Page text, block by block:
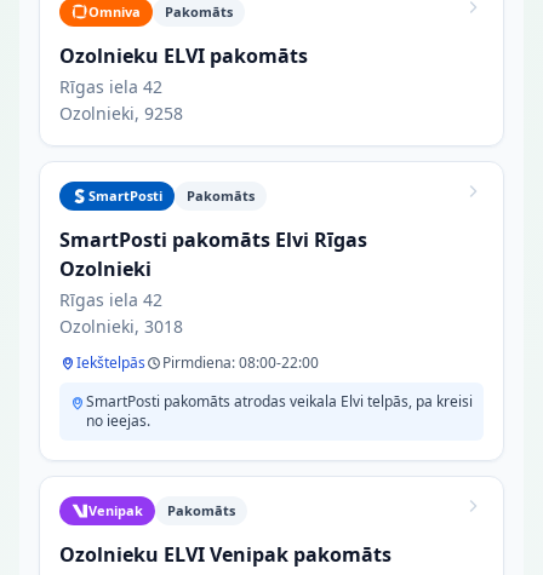
Omniva Pakomāts
Ozolnieku ELVI pakomāts
Rīgas iela 42
Ozolnieki, 9258
SmartPosti Pakomāts
SmartPosti pakomāts Elvi Rīgas
Ozolnieki
Rīgas iela 42
Ozolnieki, 3018
Iekštelpās
Pirmdiena: 08:00-22:00
SmartPosti pakomāts atrodas veikala Elvi telpās, pa kreisi
no ieejas.
Venipak Pakomāts
Ozolnieku ELVI Venipak pakomāts